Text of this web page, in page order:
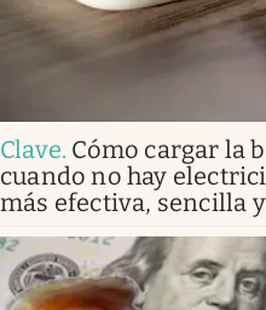
Clave. Cómo cargar la
cuando no hay
más efectiva, sencilla